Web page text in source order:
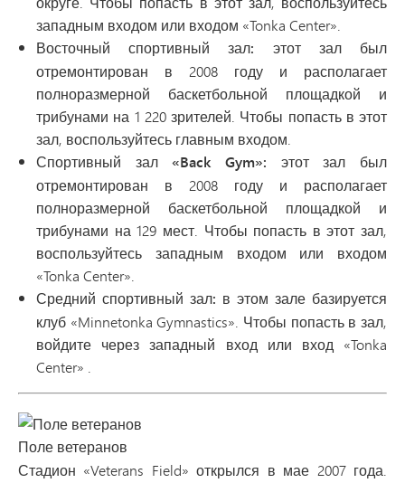
западным входом или входом «Tonka Center».
Восточный спортивный зал: этот зал был
отремонтирован в 2008 году и располагает
полноразмерной баскетбольной площадкой и
трибунами на 1 220 зрителей. Чтобы попасть в этот
зал, воспользуйтесь главным входом.
Спортивный зал «Back Gym»: этотзал был
отремонтирован в 2008 году и располагает
полноразмерной баскетбольной площадкой и
трибунами на 129 мест. Чтобы попасть в этот зал,
воспользуйтесь западным входом или входом
«Tonka Center».
Средний спортивный зал: в этом зале базируется
клуб «Minnetonka Gymnastics». Чтобы попасть в зал,
войдите через западный вход или вход «Tonka
Center» .
Поле ветеранов
Стадион «Veterans Field» открылся в мае 2007 года.